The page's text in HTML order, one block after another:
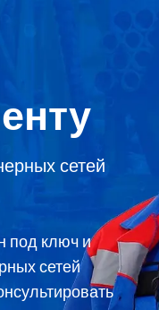
сетей
под ключ и
сетей